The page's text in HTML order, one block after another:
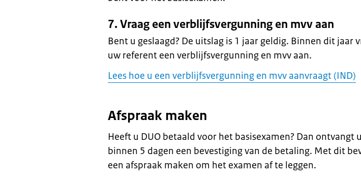
7. Vraag een verblijfsvergunning en mvv aan
Bent u geslaagd? De uitslag is 1 jaar geldig. Binnen dit jaar
uw referent een verblijfsvergunning en mvv aan.
Lees hoe u een verblijfsvergunning en mvv aanvraagt (IND)
Afspraak maken
Heeft u DUO betaald voor het basisexamen? Dan ontvangt
binnen 5 dagen een bevestiging van de betaling. Met dit
een afspraak maken om het examen af te leggen.